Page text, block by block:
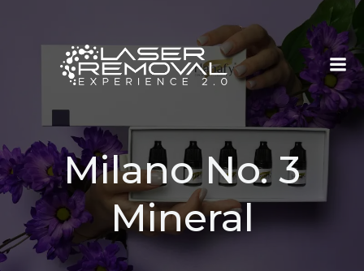
contenido
Milano No. 3
Mineral